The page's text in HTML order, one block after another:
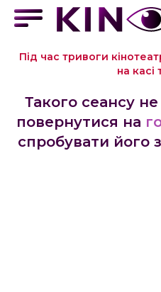
Під час тривоги
на касі
Такого сеансу
повернутися на
спробувати його